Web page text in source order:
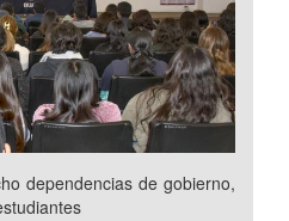
dependencias de gobierno,